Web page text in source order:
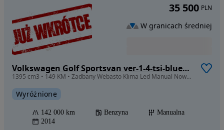
Volkswagen Golf Sportsvan ver-1-4-tsi-bluemotion-technology-comfortline
1395 cm3 • 149 KM • Zadbany Webasto Klima Led Manual Nowe Opony
Wyróżnione
142 000 km Benzyna
Manualna
2014
35 500 PLN
W granicach średniej